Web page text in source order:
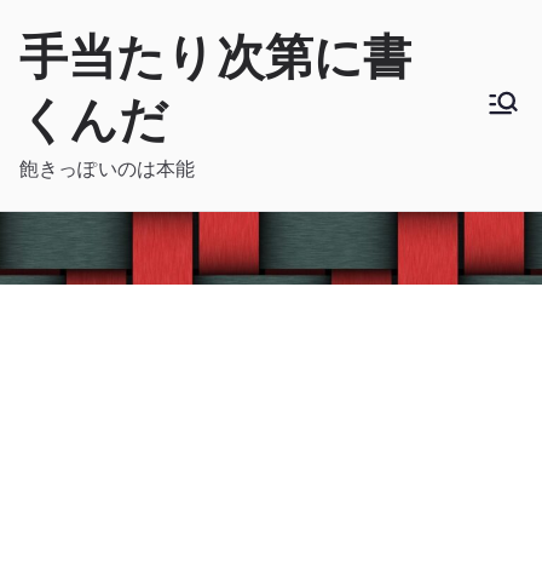
手当たり次第に書
くんだ
飽きっぽいのは本能